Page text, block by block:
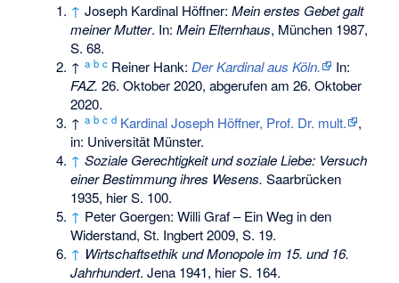
↑ Joseph Kardinal Höffner:Mein erstes Gebet galt
meiner Mutter. In:Mein Elternhaus, München 1987,
S. 68.
↑a b c Reiner Hank:Der Kardinal aus Köln.
In:
FAZ. 26. Oktober 2020, abgerufen am 26. Oktober
2020.
↑a b c d Kardinal Joseph Höffner, Prof. Dr. mult.
,
in: Universität Münster.
↑ Soziale Gerechtigkeit und soziale Liebe: Versuch
einer Bestimmung ihres Wesens. Saarbrücken
1935, hier S. 100.
↑ Peter Goergen: Willi Graf – Ein Weg in den
Widerstand, St. Ingbert 2009, S. 19.
↑ Wirtschaftsethik und Monopole im 15. und 16.
Jahrhundert. Jena 1941, hier S. 164.